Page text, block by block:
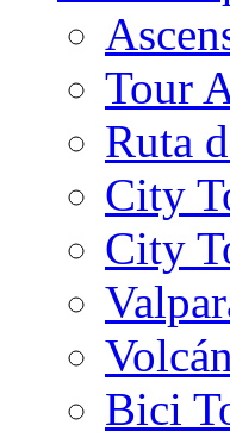
Tour
Ruta
City
City
Bici